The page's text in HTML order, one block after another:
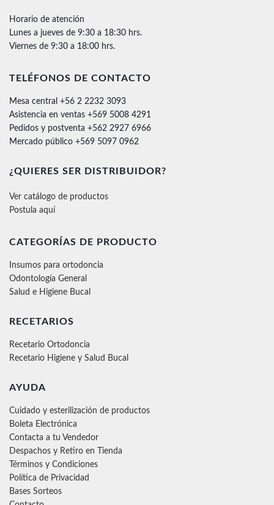
Horario de atención
Lunes a jueves de 9:30 a 18:30 hrs.
Viernes de 9:30 a 18:00 hrs.
TELÉFONOS DE CONTACTO
Mesa central +56 2 2232 3093
Asistencia en ventas +569 5008 4291
Pedidos y postventa +562 2927 6966
Mercado público +569 5097 0962
¿QUIERES SER DISTRIBUIDOR?
Ver catálogo de productos
Postula aquí
CATEGORÍAS DE PRODUCTO
Insumos para ortodoncia
Odontología General
Salud e Higiene Bucal
RECETARIOS
Recetario Ortodoncia
Recetario Higiene y Salud Bucal
AYUDA
Cuidado y esterilización de productos
Boleta Electrónica
Contacta a tu Vendedor
Despachos y Retiro en Tienda
Términos y Condiciones
Política de Privacidad
Bases Sorteos